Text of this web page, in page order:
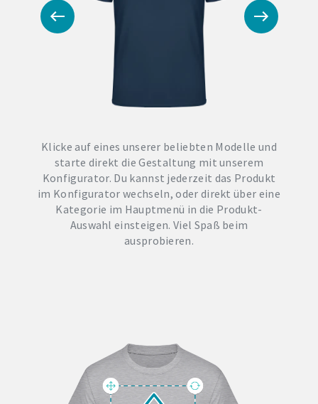
Klicke auf eines unserer beliebten Modelle und
starte direkt die Gestaltung mit unserem
Konfigurator. Du kannst jederzeit das Produkt
im Konfigurator wechseln, oder direkt über eine
Kategorie im Hauptmenü in die Produkt-
Auswahl einsteigen. Viel Spaß beim
ausprobieren.